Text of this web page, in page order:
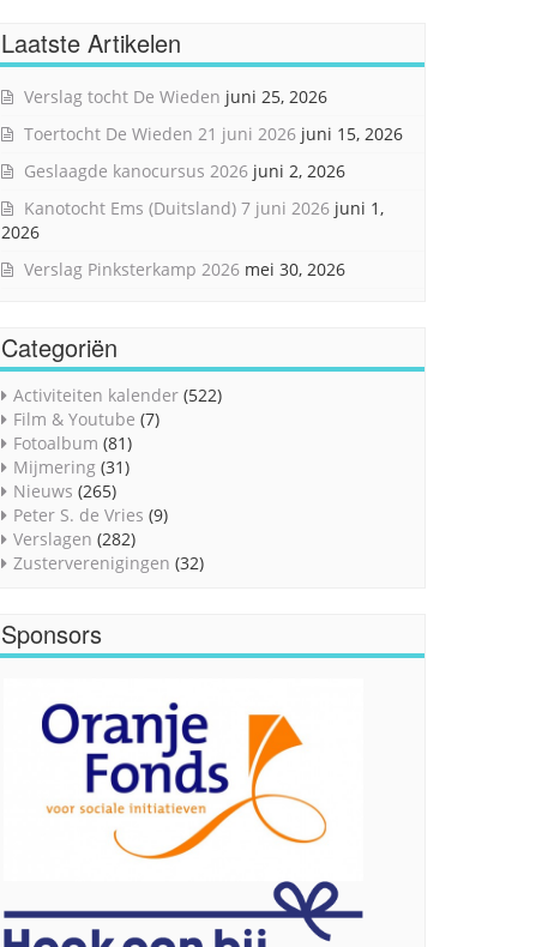
Laatste Artikelen
Verslag tocht De Wieden juni 25, 2026
Toertocht De Wieden 21 juni 2026 juni 15, 2026
Geslaagde kanocursus 2026 juni 2, 2026
Kanotocht Ems (Duitsland) 7 juni 2026 juni 1,
2026
Verslag Pinksterkamp 2026 mei 30, 2026
Categoriën
Activiteiten kalender (522)
Film & Youtube (7)
Fotoalbum (81)
Mijmering (31)
Nieuws (265)
Peter S. de Vries (9)
Verslagen (282)
Zusterverenigingen (32)
Sponsors